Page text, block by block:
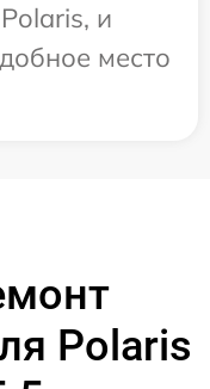
и
место
Polaris